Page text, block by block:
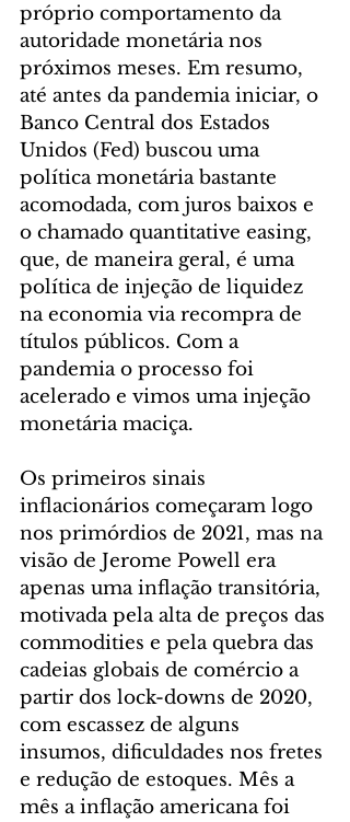
próprio comportamento da
autoridade monetária nos
próximos meses. Em resumo,
até antes da pandemia iniciar, o
Banco Central dos Estados
Unidos (Fed) buscou uma
política monetária bastante
acomodada, com juros baixos e
o chamado quantitative easing,
que, de maneira geral, é uma
política de injeção de liquidez
na economia via recompra de
títulos públicos. Com a
pandemia o processo foi
acelerado e vimos uma injeção
monetária maciça.
Os primeiros sinais
inflacionários começaram logo
nos primórdios de 2021, mas na
visão de Jerome Powell era
apenas uma inflação transitória,
motivada pela alta de preços das
commodities e pela quebra das
cadeias globais de comércio a
partir dos lock-downs de 2020,
com escassez de alguns
insumos, dificuldades nos fretes
e redução de estoques. Mês a
mês a inflação americana foi